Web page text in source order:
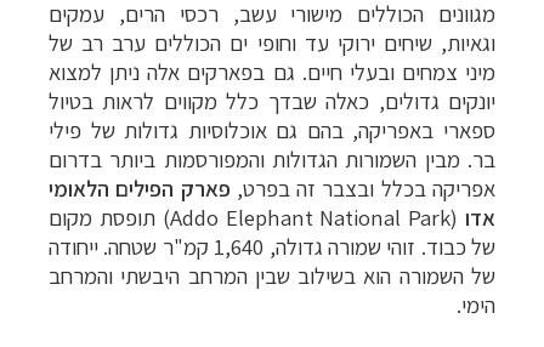
מגוונים הכוללים מישורי עשב, רכסי הרים, עמקים
וגאיות, שיחים ירוקי עד וחופי ים הכוללים ערב רב של
מיני צמחים ובעלי חיים. גם בפארקים אלה ניתן למצוא
יונקים גדולים, כאלה שבדך כלל מקווים לראות בטיול
ספארי באפריקה, בהם גם אוכלוסיות גדולות של פילי
בר. מבין השמורות הגדולות והמפורסמות ביותר בדרום
אפריקה בכלל ובצבר זה בפרט, פארק הפילים הלאומי
אדו (Addo Elephant National Park) תופסת מקום
של כבוד. זוהי שמורה גדולה, 1,640 קמ"ר שטחה. ייחודה
של השמורה הוא בשילוב שבין המרחב היבשתי והמרחב
הימי.